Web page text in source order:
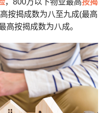
，800万以下物业最高按揭
按揭成数为八至九成(最高
高按揭成数为八成。